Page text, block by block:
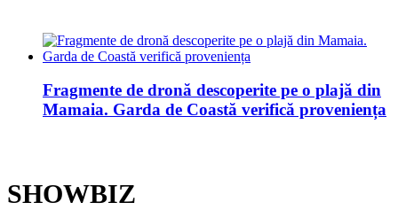
Fragmente de dronă descoperite pe o plajă din
Mamaia. Garda de Coastă verifică proveniența
SHOWBIZ